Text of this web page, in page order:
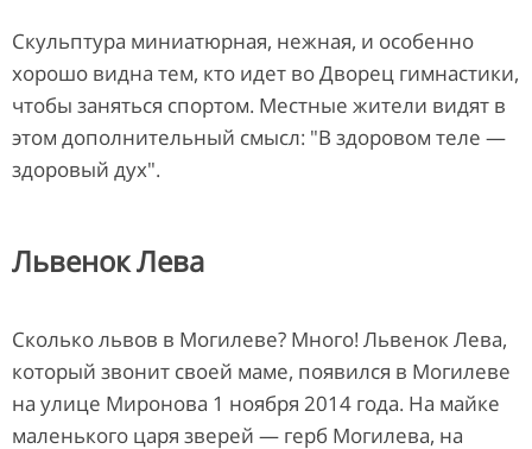
Скульптура миниатюрная, нежная, и особенно
хорошо видна тем, кто идет во Дворец гимнастики,
чтобы заняться спортом. Местные жители видят в
этом дополнительный смысл: "В здоровом теле —
здоровый дух".
Львенок Лева
Сколько львов в Могилеве? Много! Львенок Лева,
который звонит своей маме, появился в Могилеве
на улице Миронова 1 ноября 2014 года. На майке
маленького царя зверей — герб Могилева, на